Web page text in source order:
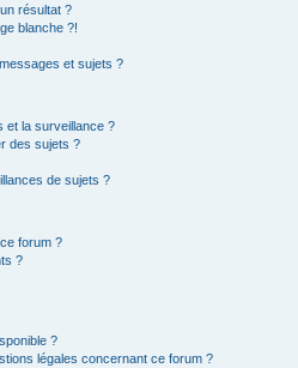
résultat ?
blanche ?!
et sujets ?
et la surveillance ?
des sujets ?
de sujets ?
forum ?
?
?
légales concernant ce forum ?